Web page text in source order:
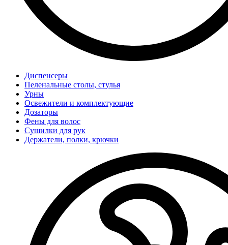
Диспенсеры
Пеленальные столы, стулья
Урны
Освежители и комплектующие
Дозаторы
Фены для волос
Сушилки для рук
Держатели, полки, крючки